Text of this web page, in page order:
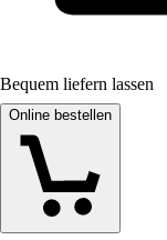
Bequem liefern lassen
Online bestellen